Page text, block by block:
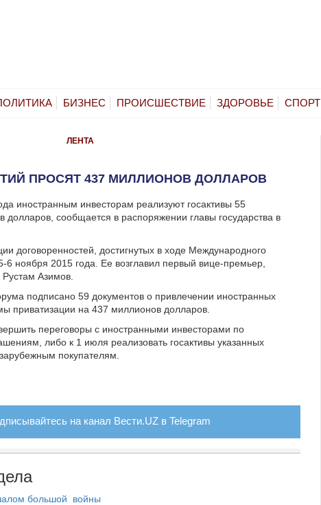
БИЗНЕС ПРОИСШЕСТВИЕ ЗДОРОВЬЕ СПОРТ
ЛЕНТА
ПРОСЯТ 437 МИЛЛИОНОВ ДОЛЛАРОВ
иностранным инвесторам реализуют госактивы 55
долларов, сообщается в распоряжении главы государства в
договоренностей, достигнутых в ходе Международного
ноября 2015 года. Ее возглавил первый вице-премьер,
Азимов.
подписано 59 документов о привлечении иностранных
приватизации на 437 миллионов долларов.
переговоры с иностранными инвесторами по
либо к 1 июля реализовать госактивы указанных
покупателям.
на канал Вести.UZ в Telegram
большой войны